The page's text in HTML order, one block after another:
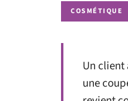
COSMÉTIQUE
Un
une